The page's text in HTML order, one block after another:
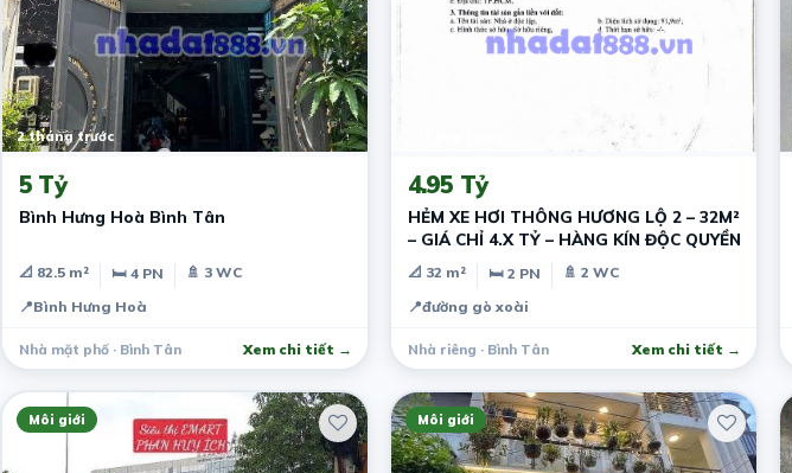
2 tháng trước
5 Tỷ
Bình Hưng Hoà Bình Tân
📐 82.5 m² 🛏 4 PN
🚿 3 WC
📍Bình Hưng Hoà
Nhà mặt phố · Bình Tân Xem chi tiết →
4.95 Tỷ
HẺM XE HƠI THÔNG HƯƠNG LỘ 2 – 32M²
– GIÁ CHỈ 4.X TỶ – HÀNG KÍN ĐỘC QUYỀN
📐 32 m² 🛏 2 PN
🚿 2 WC
📍đường gò xoài
Nhà riêng · Bình Tân Xem chi tiết →
Môi giới Môi giới